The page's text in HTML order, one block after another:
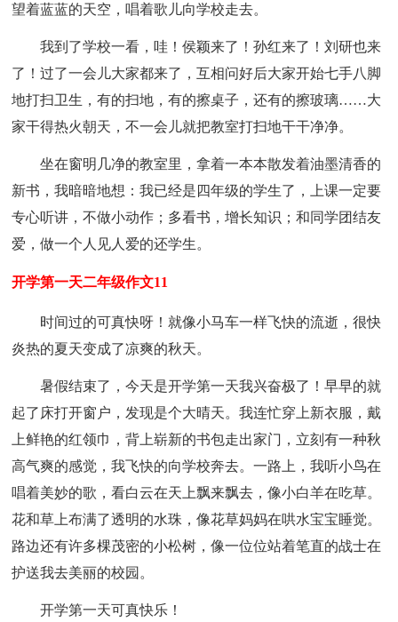
望着蓝蓝的天空，唱着歌儿向学校走去。
我到了学校一看，哇！侯颖来了！孙红来了！刘研也来
了！过了一会儿大家都来了，互相问好后大家开始七手八脚
地打扫卫生，有的扫地，有的擦桌子，还有的擦玻璃……大
家干得热火朝天，不一会儿就把教室打扫地干干净净。
坐在窗明几净的教室里，拿着一本本散发着油墨清香的
新书，我暗暗地想：我已经是四年级的学生了，上课一定要
专心听讲，不做小动作；多看书，增长知识；和同学团结友
爱，做一个人见人爱的还学生。
开学第一天二年级作文11
时间过的可真快呀！就像小马车一样飞快的流逝，很快
炎热的夏天变成了凉爽的秋天。
暑假结束了，今天是开学第一天我兴奋极了！早早的就
起了床打开窗户，发现是个大晴天。我连忙穿上新衣服，戴
上鲜艳的红领巾，背上崭新的书包走出家门，立刻有一种秋
高气爽的感觉，我飞快的向学校奔去。一路上，我听小鸟在
唱着美妙的歌，看白云在天上飘来飘去，像小白羊在吃草。
花和草上布满了透明的水珠，像花草妈妈在哄水宝宝睡觉。
路边还有许多棵茂密的小松树，像一位位站着笔直的战士在
护送我去美丽的校园。
开学第一天可真快乐！